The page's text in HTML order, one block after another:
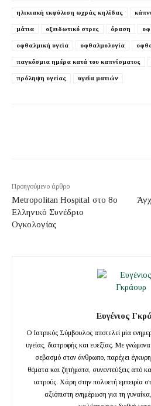
ηλικιακή εκφύλιση ωχράς κηλίδας
μάτια οξειδωτικό στρες όραση
οφθαλμική υγεία οφθαλμολογία
παγκόσμια ημέρα κατά του καπνίσματος
πρόληψη υγείας υγεία ματιών
Προηγούμενο άρθρο
Metropolitan Hospital στο 8ο
Ελληνικό Συνέδριο
Ογκολογίας
Ευγένιος
Ο Ιατρικός Σύμβουλος αποτελεί μία
υγείας, διατροφής και ευεξίας. Με
σεβασμό στον άνθρωπο, παρέχει
θέματα και ζητήματα, συνεντεύξεις από
ιατρούς. Χάρη στην πολυετή εμπειρία
αξιόπιστη ενημέρωση για τη